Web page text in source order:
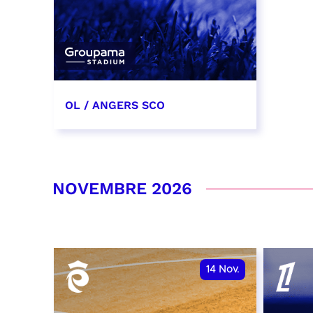
OL / ANGERS SCO
RÉSERVER
NOVEMBRE 2026
14 Nov.